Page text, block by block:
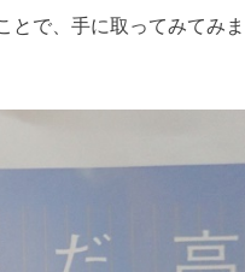
で、手に取ってみてみま